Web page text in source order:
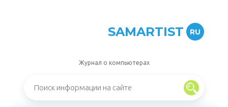
SAMARTIST RU
Журнал о компьютерах